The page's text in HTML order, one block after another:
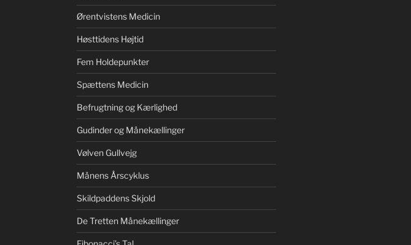
Ørentvistens Medicin
Høsttidens Højtid
Fem Holdepunkter
Spættens Medicin
Befrugtning og Kærlighed
Gudinder og Månekællinger
Vølven Gullvejg
Månens Årscyklus
Skildpaddens Skjold
De Tretten Månekællinger